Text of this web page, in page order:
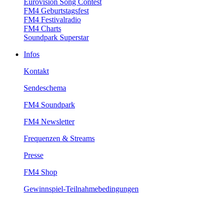
FM4Geburtstagsfest
FM4Festivalradio
FM4Charts
SoundparkSuperstar
Infos
Kontakt
Sendeschema
FM4Soundpark
FM4Newsletter
Frequenzen&Streams
Presse
FM4Shop
Gewinnspiel-Teilnahmebedingungen